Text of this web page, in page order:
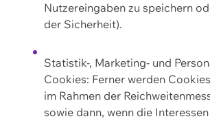
Nutzereingaben zu speichern
der Sicherheit).
Statistik-, Marketing- und
Cookies: Ferner werden
im Rahmen der
sowie dann, wenn die